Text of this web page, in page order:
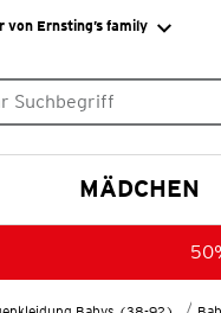
von Ernsting’s family
MÄDCHEN